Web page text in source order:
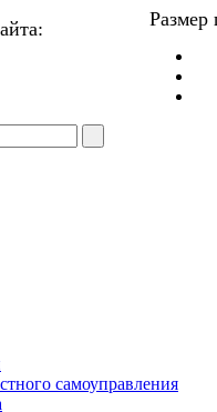
самоуправления